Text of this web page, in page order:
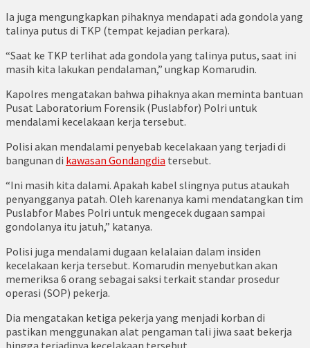
Ia juga mengungkapkan pihaknya mendapati ada gondola yang
talinya putus di TKP (tempat kejadian perkara).
“Saat ke TKP terlihat ada gondola yang talinya putus, saat ini
masih kita lakukan pendalaman,” ungkap Komarudin.
Kapolres mengatakan bahwa pihaknya akan meminta bantuan
Pusat Laboratorium Forensik (Puslabfor) Polri untuk
mendalami kecelakaan kerja tersebut.
Polisi akan mendalami penyebab kecelakaan yang terjadi di
bangunan di kawasan Gondangdia tersebut.
“Ini masih kita dalami. Apakah kabel slingnya putus ataukah
penyangganya patah. Oleh karenanya kami mendatangkan tim
Puslabfor Mabes Polri untuk mengecek dugaan sampai
gondolanya itu jatuh,” katanya.
Polisi juga mendalami dugaan kelalaian dalam insiden
kecelakaan kerja tersebut. Komarudin menyebutkan akan
memeriksa 6 orang sebagai saksi terkait standar prosedur
operasi (SOP) pekerja.
Dia mengatakan ketiga pekerja yang menjadi korban di
pastikan menggunakan alat pengaman tali jiwa saat bekerja